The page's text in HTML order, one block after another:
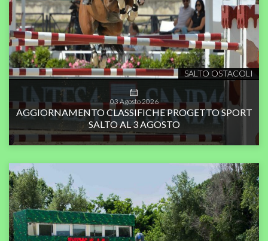
SALTO OSTACOLI
03Agosto2026
AGGIORNAMENTO CLASSIFICHE PROGETTO SPORT
SALTO AL 3 AGOSTO